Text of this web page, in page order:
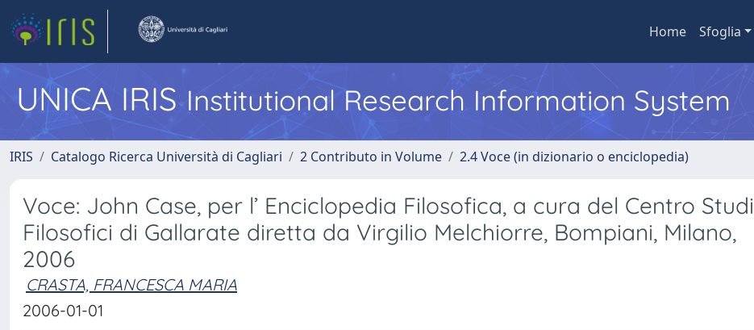
Home Sfoglia
UNICA IRISInstitutional Research Information System
IRIS Catalogo Ricerca Università di Cagliari 2 Contributo in Volume 2.4 Voce (in dizionario o enciclopedia)
Voce: John Case, per l’ Enciclopedia Filosofica, a cura del Centro Studi
Filosofici di Gallarate diretta da Virgilio Melchiorre, Bompiani, Milano,
2006
CRASTA, FRANCESCA MARIA
2006-01-01